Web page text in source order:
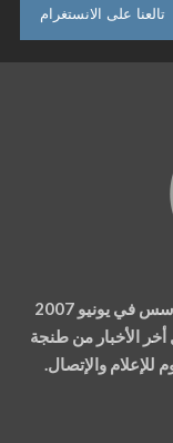
تالعنا على الانستغرام
يونيو 2007
الأخبار من طنجة
والإتصال.